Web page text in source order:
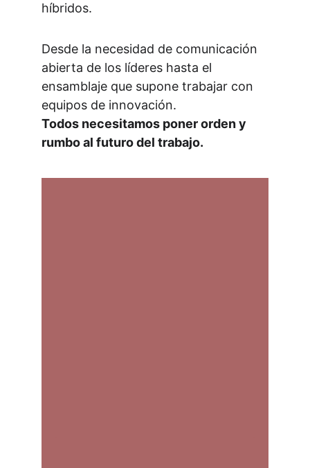
híbridos.
Desde la necesidad de comunicación
abierta de los líderes hasta el
ensamblaje que supone trabajar con
equipos de innovación.
Todos necesitamos poner orden y
rumbo al futuro del trabajo.